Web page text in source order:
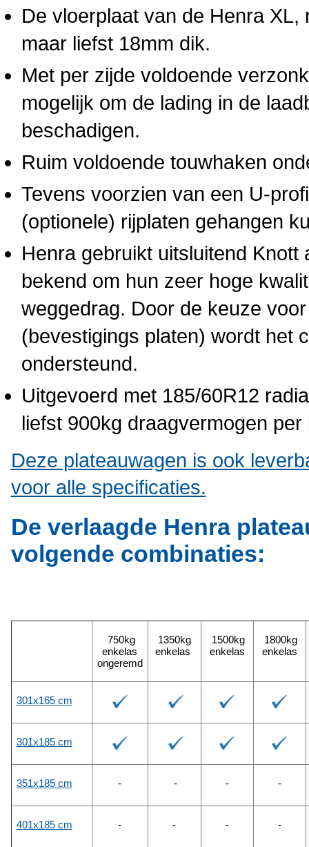
De vloerplaat van de Henra
maar liefst 18mm dik.
Met per zijde voldoende
mogelijk om de lading in de
beschadigen.
Ruim voldoende touwhaken
Tevens voorzien van een U-
(optionele) rijplaten gehangen
Henra gebruikt uitsluitend
bekend om hun zeer hoge
weggedrag. Door de keuze
(bevestigings platen) wordt het
ondersteund.
Uitgevoerd met 185/60R12
liefst 900kg draagvermogen
Deze plateauwagen is ook
voor alle specificaties.
De verlaagde Henra
volgende combinaties:
750kg
enkelas
ongeremd
1350kg
enkelas
1500kg
enkelas
1800kg
enkelas
301x165 cm
301x185 cm
351x185 cm - - - -
401x185 cm - - - -